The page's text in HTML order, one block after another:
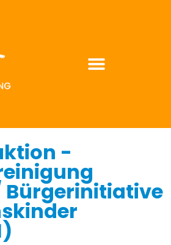
-
Bürgerinitiative